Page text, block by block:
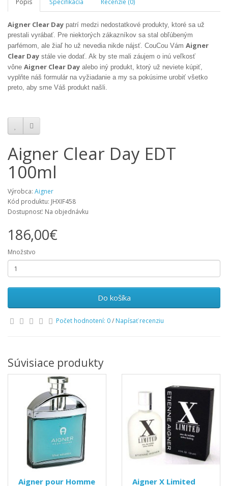
Popis Špecifikácia Recenzie (0)
Aigner Clear Day patrí medzi nedostatkové produkty, ktoré sa už
prestali vyrábať. Pre niektorých zákazníkov sa stal obľúbeným
parfémom, ale žiaľ ho už nevedia nikde nájsť. CouCou Vám Aigner
Clear Day stále vie dodať. Ak by ste mali záujem o inú veľkosť
vône Aigner Clear Day alebo iný produkt, ktorý už neviete kúpiť,
vyplňte náš formulár na vyžiadanie a my sa pokúsime urobiť všetko
preto, aby sme Váš produkt našli.
Aigner Clear Day EDT
100ml
Výrobca: Aigner
Kód produktu: JHXIF458
Dostupnosť: Na objednávku
186,00€
Množstvo
Do košíka
Počet hodnotení: 0/ Napísať recenziu
Súvisiace produkty
Aigner pour Homme
Aigner X Limited